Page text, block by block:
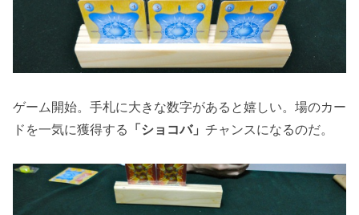
ゲーム開始。手札に大きな数字があると嬉しい。場のカー
ドを一気に獲得する 「ショコバ」 チャンスになるのだ。